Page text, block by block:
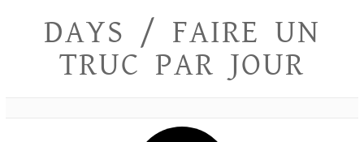
DAYS / FAIRE UN
TRUC PAR JOUR